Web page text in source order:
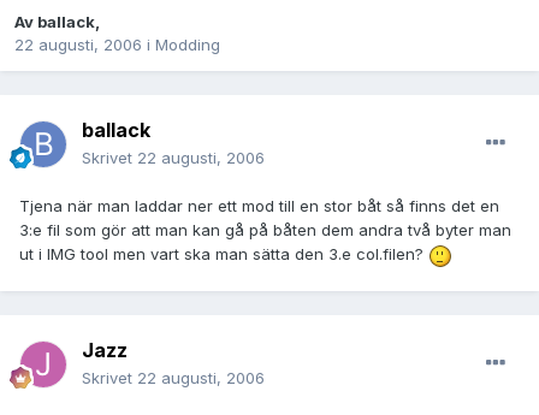
Av ballack,
22 augusti, 2006 i Modding
ballack
Skrivet 22 augusti, 2006
Tjena när man laddar ner ett mod till en stor båt så finns det en
3:e fil som gör att man kan gå på båten dem andra två byter man
ut i IMG tool men vart ska man sätta den 3.e col.filen?
Jazz
Skrivet 22 augusti, 2006